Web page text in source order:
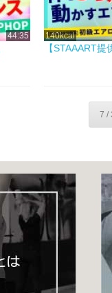
44:35 140kcal
【STAAART
7 /